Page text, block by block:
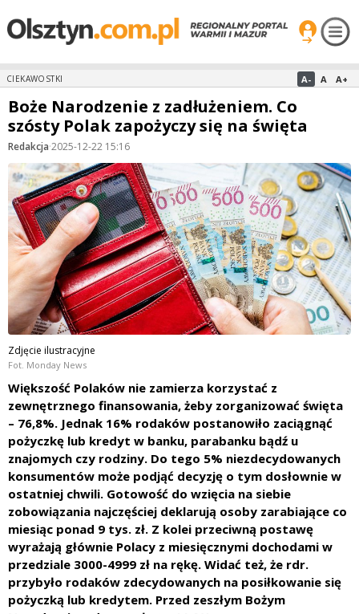
CIEKAWOSTKI A- A A+
Boże Narodzenie z zadłużeniem. Co
szósty Polak zapożyczy się na święta
Redakcja·2025-12-22 15:16
Zdjęcie ilustracyjne
Fot. Monday News
Większość Polaków nie zamierza korzystać z
zewnętrznego finansowania, żeby zorganizować święta
– 76,8%. Jednak 16% rodaków postanowiło zaciągnąć
pożyczkę lub kredyt w banku, parabanku bądź u
znajomych czy rodziny. Do tego 5% niezdecydowanych
konsumentów może podjąć decyzję o tym dosłownie w
ostatniej chwili. Gotowość do wzięcia na siebie
zobowiązania najczęściej deklarują osoby zarabiające co
miesiąc ponad 9 tys. zł. Z kolei przeciwną postawę
wyrażają głównie Polacy z miesięcznymi dochodami w
przedziale 3000-4999 zł na rękę. Widać też, że rdr.
przybyło rodaków zdecydowanych na posiłkowanie się
pożyczką lub kredytem. Przed zeszłym Bożym